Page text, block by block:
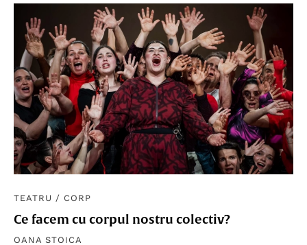
TEATRU / CORP
Ce facem cu corpul nostru colectiv?
OANA STOICA